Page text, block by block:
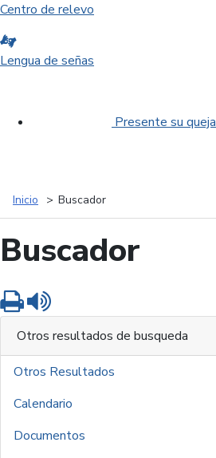
Centro de relevo
Lengua de señas
Presente su queja
Inicio Buscador
Buscador
Imprimir
Otros resultados de busqueda
Otros Resultados
Calendario
Documentos